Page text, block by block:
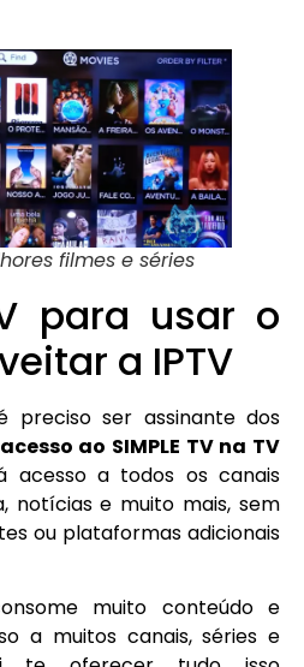
filmes e séries
para usar o
a IPTV
preciso ser assinante dos
ao SIMPLE TV na TV
acesso a todos os canais
notícias e muito mais, sem
ou plataformas adicionais
muito conteúdo e
a muitos canais, séries e